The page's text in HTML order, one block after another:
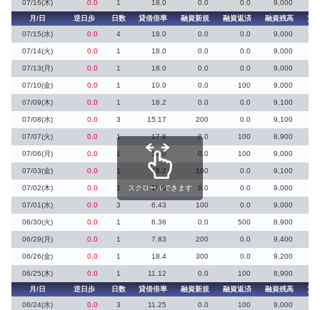
07/16(木) 0.0 1 18.0 0.0 0.0
9,000
月/日
逆日歩 日数 貸借倍率 融資新規 融資返済 融資残高
貸
07/15(水)
0.0 4 18.0 0.0 0.0 9,000
07/14(火) 0.0 1 18.0 0.0 0.0 9,000
07/13(月) 0.0 1 18.0 0.0 0.0 9,000
07/10(金) 0.0 1 10.0 0.0 100 9,000
07/09(木) 0.0 1 18.2 0.0 0.0 9,100
07/08(水) 0.0 3 15.17 200 0.0 9,100
07/07(火) 0.0 1 17.8 0.0 100 8,900
07/06(月) 0.0 1 18.0 0.0 100 9,000
07/03(金) 0.0 1 18.2 100 0.0 9,100
07/02(木) 0.0 1 18.0 0.0 0.0 9,000
07/01(水) 0.0 3 6.43 100 0.0 9,000
06/30(火) 0.0 1 6.36 0.0 500 8,900
06/29(月) 0.0 1 7.83 200 0.0 9,400
06/26(金) 0.0 1 18.4 300 0.0 9,200
06/25(木) 0.0 1 11.12 0.0 100
8,900
月/日
逆日歩 日数 貸借倍率 融資新規 融資返済 融資残高
貸
06/24(水)
0.0 3 11.25 0.0 100 9,000
スクロールできます